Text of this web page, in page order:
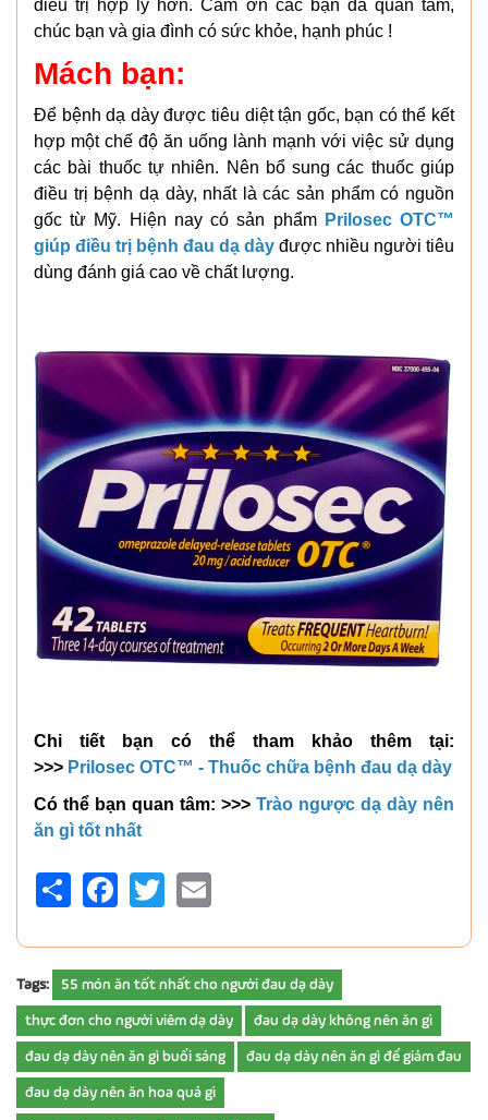
điều trị hợp lý hơn. Cảm ơn các bạn đã quan tâm,
chúc bạn và gia đình có sức khỏe, hạnh phúc !
Mách bạn:
Để bệnh dạ dày được tiêu diệt tận gốc, bạn có thể kết
hợp một chế độ ăn uống lành mạnh với việc sử dụng
các bài thuốc tự nhiên. Nên bổ sung các thuốc giúp
điều trị bệnh dạ dày, nhất là các sản phẩm có nguồn
gốc từ Mỹ. Hiện nay có sản phẩm Prilosec OTC™
giúp điều trị bệnh đau dạ dày được nhiều người tiêu
dùng đánh giá cao về chất lượng.
Chi tiết bạn có thể tham khảo thêm tại:
>>> Prilosec OTC™ - Thuốc chữa bệnh đau dạ dày
Có thể bạn quan tâm: >>> Trào ngược dạ dày nên
ăn gì tốt nhất
Share FacebookTwitter
Tags: 55 món ăn tốt nhất cho người đau dạ dày
thực đơn cho người viêm dạ dày đau dạ dày không nên ăn gì
đau dạ dày nên ăn gì buổi sáng đau dạ dày nên ăn gì để giảm đau
đau dạ dày nên ăn hoa quả gì